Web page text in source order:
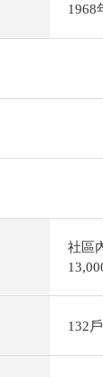
1968
社區
132戶